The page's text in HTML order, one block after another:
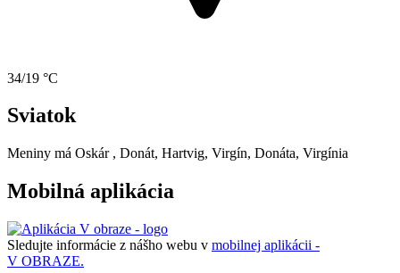
34/19 °C
Sviatok
Meniny má Oskár , Donát, Hartvig, Virgín, Donáta, Virgínia
Mobilná aplikácia
Sledujte informácie z nášho webu v mobilnej aplikácii -
V OBRAZE.